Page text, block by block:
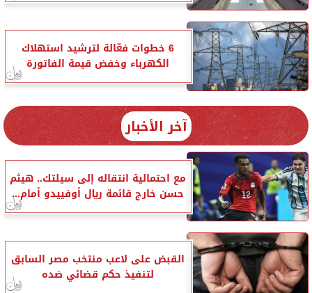
6 خطوات فعّالة لترشيد استهلاك
الكهرباء وخفض قيمة الفاتورة
آخر الأخبار
مع احتمالية انتقاله إلى سيلتك.. هيثم
حسن خارج قائمة ريال أوفييدو أمام...
القبض على لاعب منتخب مصر السابق
لتنفيذ حكم قضائي ضده